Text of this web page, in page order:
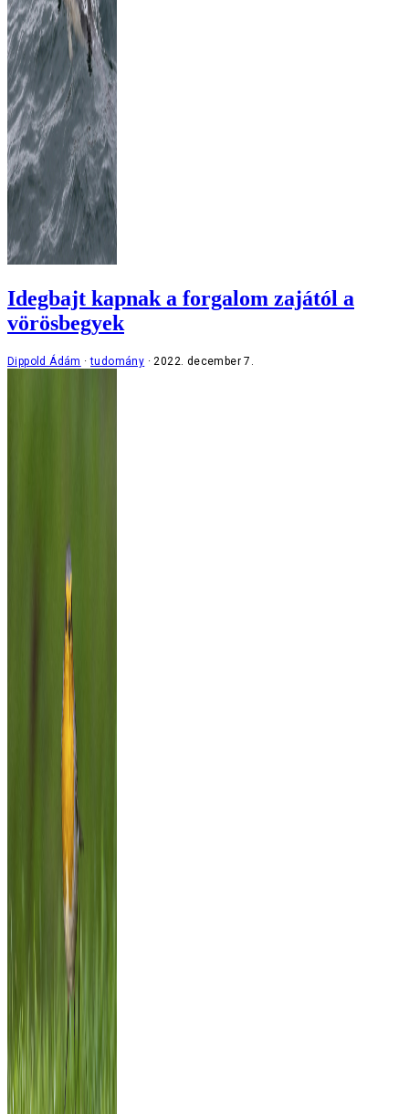
Idegbajt kapnak a forgalom zajától a
vörösbegyek
Dippold Ádám tudomány 2022. december 7.